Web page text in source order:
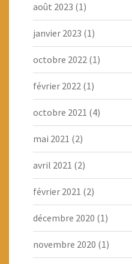
août 2023 (1)
janvier 2023 (1)
octobre 2022 (1)
février 2022 (1)
octobre 2021 (4)
mai 2021 (2)
avril 2021 (2)
février 2021 (2)
décembre 2020 (1)
novembre 2020 (1)